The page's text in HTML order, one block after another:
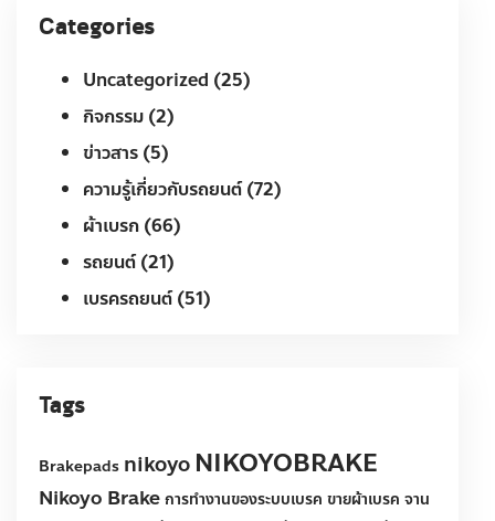
Categories
Uncategorized(25)
กิจกรรม(2)
(5)
ความรู้เกี่ยวกับรถยนต์
ผ้าเบรก(66)
รถยนต์(21)
Tags